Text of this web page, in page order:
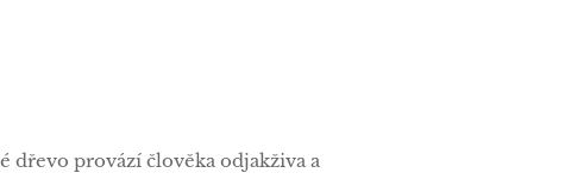
dřevo provází člověka odjakživa a